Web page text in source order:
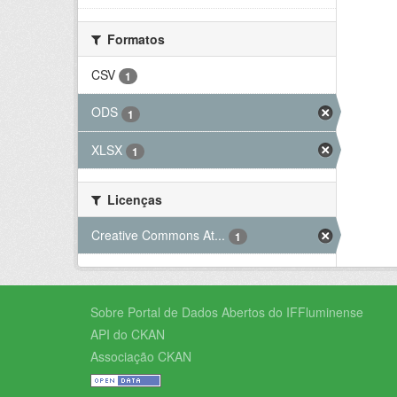
Formatos
CSV
1
ODS 1
XLSX 1
Licenças
Creative Commons At...
1
Sobre Portal de Dados Abertos do IFFluminense
API do CKAN
Associação CKAN